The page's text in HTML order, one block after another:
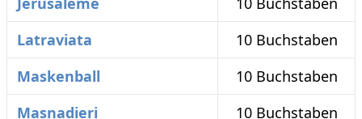
Latraviata
10 Buchstaben
Maskenball
10 Buchstaben
Masnadieri
10 Buchstaben